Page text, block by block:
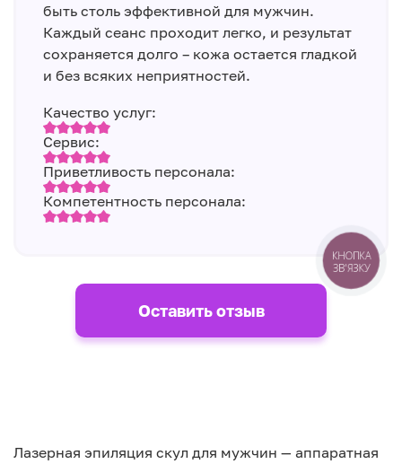
быть столь эффективной для мужчин.
Каждый сеанс проходит легко, и результат
сохраняется долго – кожа остается гладкой
и без всяких неприятностей.
Качество услуг:
Сервис:
Приветливость персонала:
Компетентность персонала:
Оставить отзыв
Лазерная эпиляция скул для мужчин — аппаратная
КНОПКА
ЗВ'ЯЗКУ